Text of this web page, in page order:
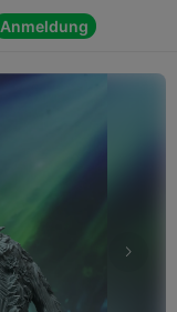
Anmeldung
 